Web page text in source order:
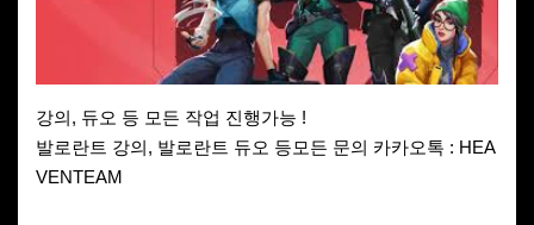
강의, 듀오 등 모든 작업 진행가능 !
발로란트 강의, 발로란트 듀오 등모든 문의 카카오톡 : HEA
VENTEAM